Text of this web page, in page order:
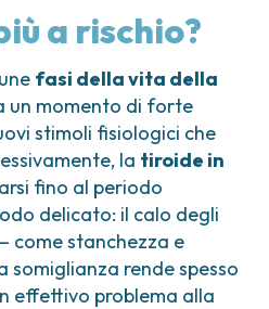
a rischio?
fasi della vita della
un momento di forte
stimoli fisiologici che
la tiroide in
fino al periodo
delicato: il calo degli
come stanchezza e
rende spesso
effettivo problema alla